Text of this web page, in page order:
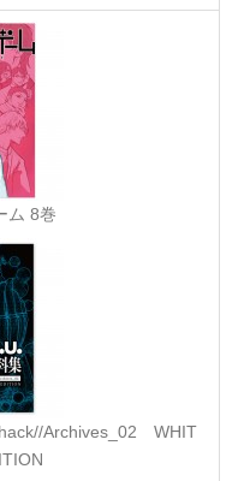
ム 8巻
Archives_02 WHIT